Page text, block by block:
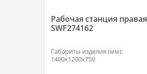
Рабочая станция правая
SWF274162
Габариты изделия (мм):
1400х1200х750